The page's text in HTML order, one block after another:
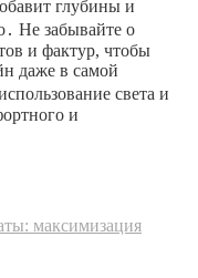
глубины и
Не забывайте о
и фактур, чтобы
даже в самой
света и
и
максимизация